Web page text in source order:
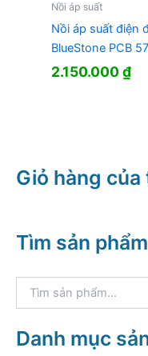
Nồi áp suất
Nồi áp suất điện
BlueStone PCB
2.150.000₫
Giỏ hàng của
Tìm sản phẩm
k
iDanh mục